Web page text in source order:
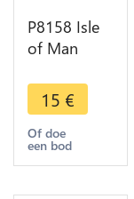
P8158 Isle
of Man
Elizabeth II
Queen
Mother
1985 UNC -
15 €
Of doe
een bod